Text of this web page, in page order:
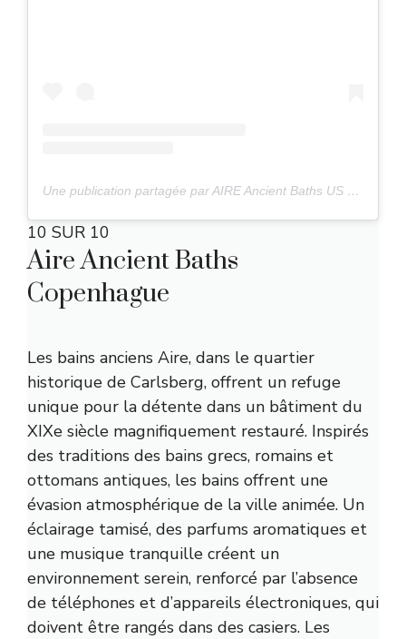
Une publication partagée par AIRE Ancient Baths US (@aireancientbaths_us)
10 SUR 10
Aire Ancient Baths
Copenhague
Les bains anciens Aire, dans le quartier
historique de Carlsberg, offrent un refuge
unique pour la détente dans un bâtiment du
XIXe siècle magnifiquement restauré. Inspirés
des traditions des bains grecs, romains et
ottomans antiques, les bains offrent une
évasion atmosphérique de la ville animée. Un
éclairage tamisé, des parfums aromatiques et
une musique tranquille créent un
environnement serein, renforcé par l’absence
de téléphones et d’appareils électroniques, qui
doivent être rangés dans des casiers. Les